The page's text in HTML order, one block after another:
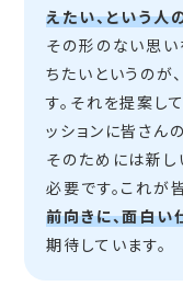
えたい、という人
その形のない思い
ちたいというのが
す。それを提案し
ッションに皆さん
そのためには新し
必要です。これが
前向きに、面白い
期待しています。